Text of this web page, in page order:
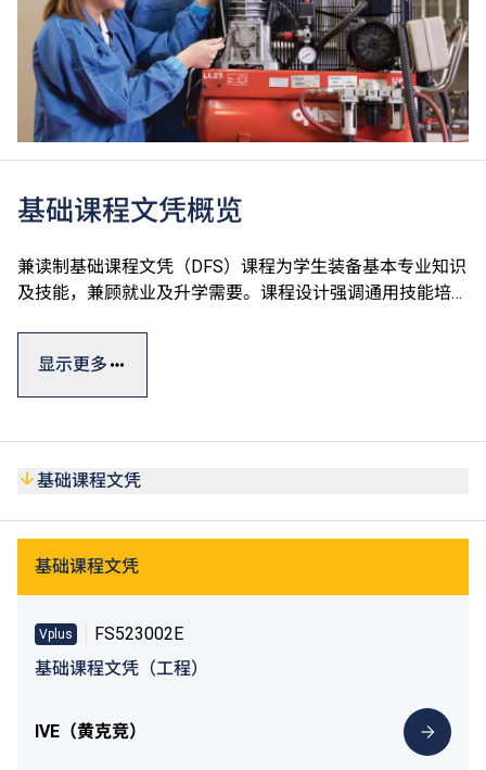
基础课程文凭概览
兼读制基础课程文凭（DFS）课程为学生装备基本专业知识
及技能，兼顾就业及升学需要。课程设计强调通用技能培
毕业生可直升VTC高级文凭课程，并有机会获豁免修读部分
课程单元。
此外，基础课程文凭获公务员事务局认可，在公务员聘任上
被视为等同具备香港中学文凭考试（HKDSE）五科（包括
选修单元「基础数学（三）」，以申请需具备等同HKDSE
数学科第2级或以上成绩的VTC高级文凭课程或香港公务员
职位。
显示更多
基础课程文凭
基础课程文凭
Vplus
FS523002E
基础课程文凭（工程）
IVE（黄克竞）